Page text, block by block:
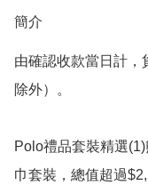
簡介
由確認收款當日計，
除外）。
Polo禮品套裝精選
巾套裝，總值超過